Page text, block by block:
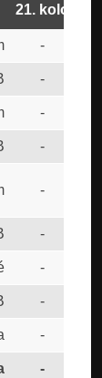
21. kolo
-
-
-
-
-
-
-
-
-
-